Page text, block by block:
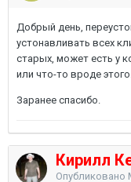
Добрый день,
устонавливать всех
старых, может есть у
или что-то вроде
Заранее спасибо.
Кирилл
Опубликовано